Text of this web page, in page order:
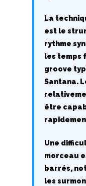
La
est le
rythme
les temps
groove
Santana.
être
Une
morceau
barrés,
les